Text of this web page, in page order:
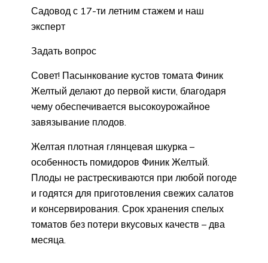
Садовод с 17-ти летним стажем и наш
эксперт
Задать вопрос
Совет! Пасынкование кустов томата Финик
Желтый делают до первой кисти, благодаря
чему обеспечивается высокоурожайное
завязывание плодов.
Желтая плотная глянцевая шкурка –
особенность помидоров Финик Желтый.
Плоды не растрескиваются при любой погоде
и годятся для приготовления свежих салатов
и консервирования. Срок хранения спелых
томатов без потери вкусовых качеств – два
месяца.